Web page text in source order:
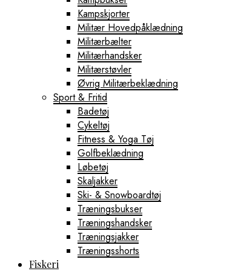
Kampskjorter
Militær Hovedpåklædning
Militærbælter
Militærhandsker
Militærstøvler
Øvrig Militærbeklædning
Sport & Fritid
Badetøj
Cykeltøj
Fitness & Yoga Tøj
Golfbeklædning
Løbetøj
Skaljakker
Ski- & Snowboardtøj
Træningsbukser
Træningshandsker
Træningsjakker
Træningsshorts
Fiskeri